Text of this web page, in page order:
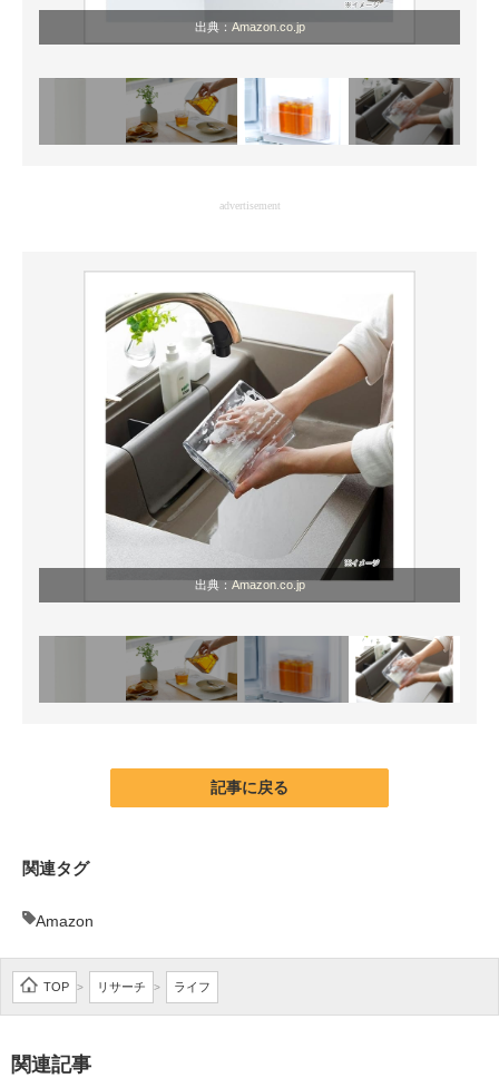
出典： Amazon.co.jp
advertisement
出典： Amazon.co.jp
記事に戻る
関連タグ
Amazon
TOP > リサーチ > ライフ
関連記事